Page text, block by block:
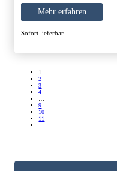
Mehr erfahren
Sofort lieferbar
1
2
3
4
9
10
11